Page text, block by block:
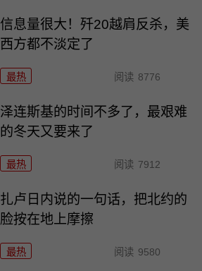
信息量很大！歼20越肩反杀，美
西方都不淡定了
最热 阅读 8776
泽连斯基的时间不多了，最艰难
的冬天又要来了
最热 阅读 7912
扎卢日内说的一句话，把北约的
脸按在地上摩擦
最热 阅读 9580